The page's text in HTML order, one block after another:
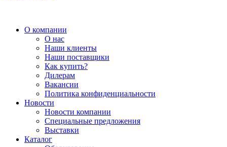
О компании
О нас
Наши клиенты
Наши поставщики
Как купить?
Дилерам
Вакансии
Политика конфиденциальности
Новости
Новости компании
Специальные предложения
Выставки
Каталог